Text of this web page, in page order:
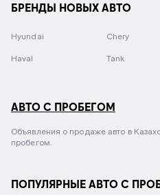
БРЕНДЫ НОВЫХ АВТО
Hyundai Chery
Haval Tank
АВТО С ПРОБЕГОМ
Объявления о продаже авто в
пробегом.
ПОПУЛЯРНЫЕ АВТО С